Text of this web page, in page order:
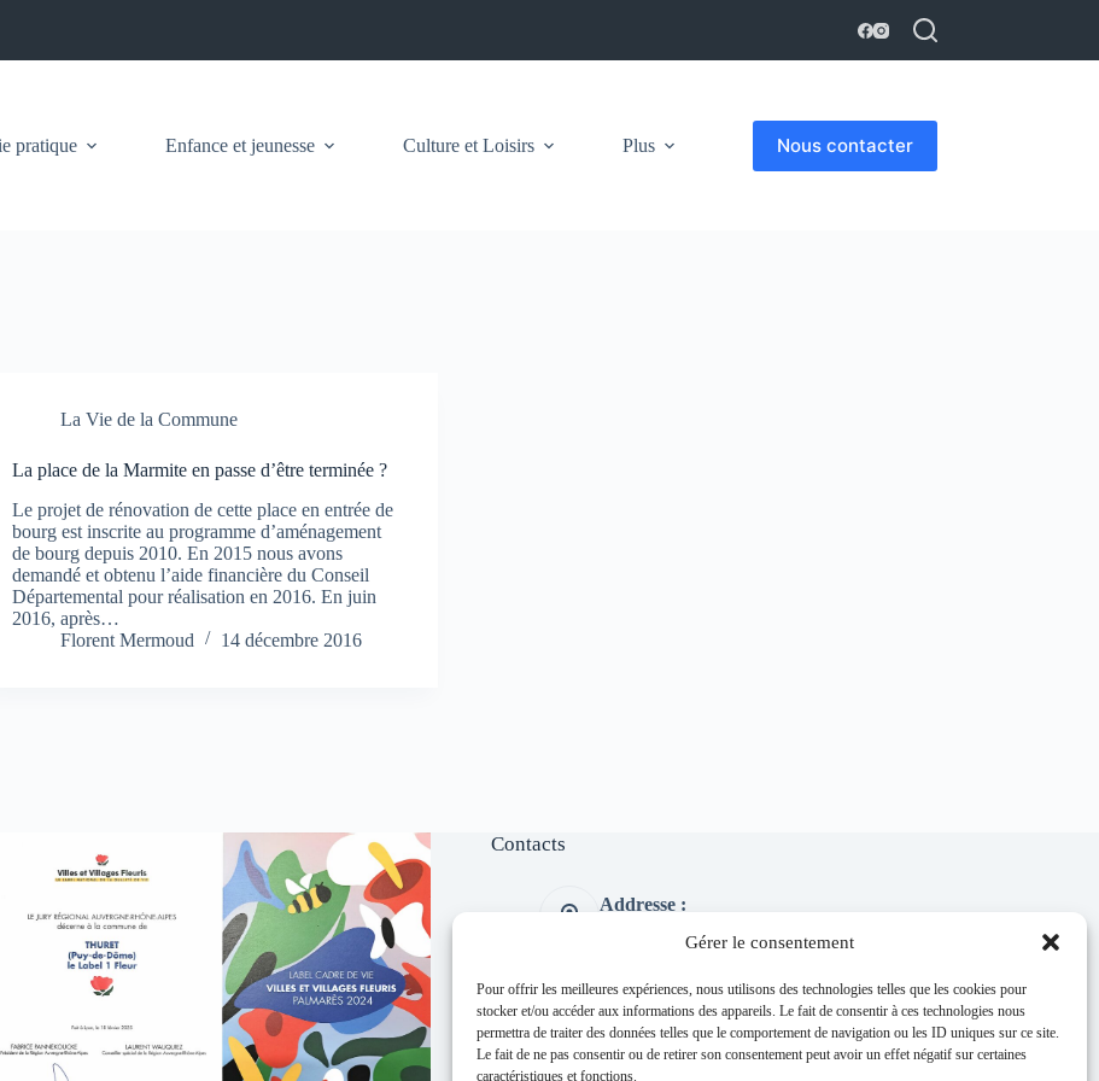
Gérer le consentement
Pour offrir les meilleures expériences, nous utilisons des technologies telles que les cookies pour
stocker et/ou accéder aux informations des appareils. Le fait de consentir à ces technologies nous
permettra de traiter des données telles que le comportement de navigation ou les ID uniques sur ce site.
Le fait de ne pas consentir ou de retirer son consentement peut avoir un effet négatif sur certaines
caractéristiques et fonctions.
pratique Enfance et jeunesse Culture et Loisirs Plus Nous contacter
La Vie de la Commune
La place de la Marmite en passe d’être terminée ?
Le projet de rénovation de cette place en entrée de
bourg est inscrite au programme d’aménagement
de bourg depuis 2010. En 2015 nous avons
demandé et obtenu l’aide financière du Conseil
Départemental pour réalisation en 2016. En juin
2016, après…
Florent Mermoud
14 décembre 2016
Contacts
Addresse :
04 73 97 91 58
E-mail :
mairie@thuret.fr
Permanences :